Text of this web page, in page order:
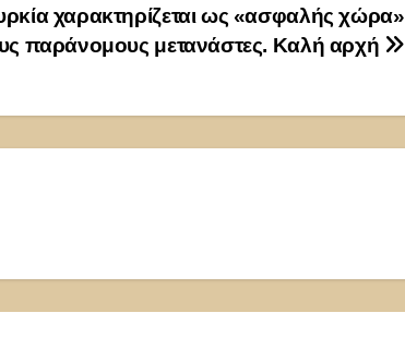
χαρακτηρίζεται ως «ασφαλής χώρα»
παράνομους μετανάστες. Καλή αρχή